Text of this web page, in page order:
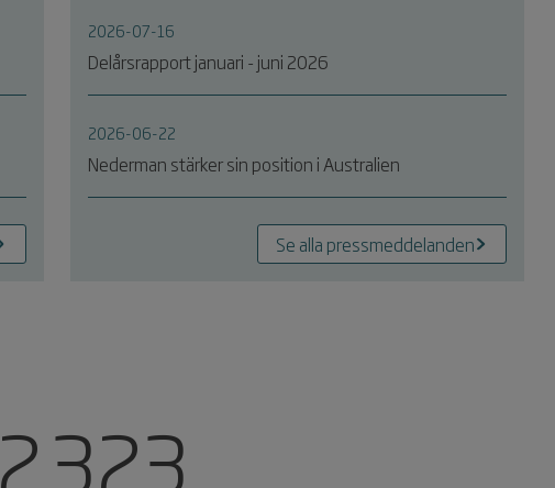
2026-07-16
Delårsrapport januari - juni 2026
2026-06-22
Nederman stärker sin position i Australien
Se alla pressmeddelanden
2 323